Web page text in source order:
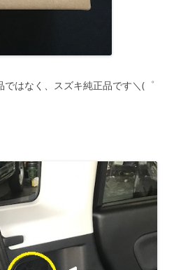
はなく、スズキ純正品です＼(゜